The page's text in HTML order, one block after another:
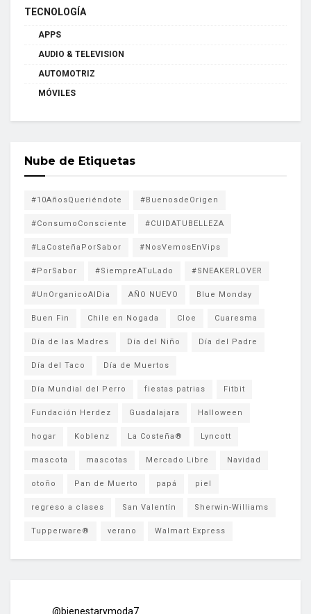
TECNOLOGÍA
APPS
AUDIO & TELEVISION
AUTOMOTRIZ
MÓVILES
Nube de Etiquetas
#10AñosQueriéndote #BuenosdeOrigen
#ConsumoConsciente #CUIDATUBELLEZA
#LaCosteñaPorSabor #NosVemosEnVips
#PorSabor #SiempreATuLado #SNEAKERLOVER
#UnOrganicoAlDia AÑO NUEVO Blue Monday
Buen Fin Chile en Nogada Cloe Cuaresma
Día de las Madres Día del Niño Día del Padre
Día del Taco Día de Muertos
Día Mundial del Perro fiestas patrias Fitbit
Fundación Herdez Guadalajara Halloween
hogar Koblenz La Costeña® Lyncott
mascota mascotas Mercado Libre Navidad
otoño Pan de Muerto papá piel
regreso a clases San Valentín Sherwin-Williams
Tupperware® verano Walmart Express
@bienestarymoda7